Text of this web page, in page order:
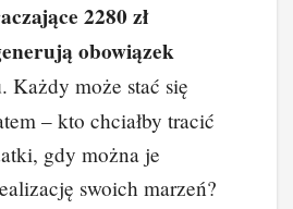
2280 zł
obowiązek
. Każdy może stać się
– kto chciałby tracić
gdy można je
swoich marzeń?